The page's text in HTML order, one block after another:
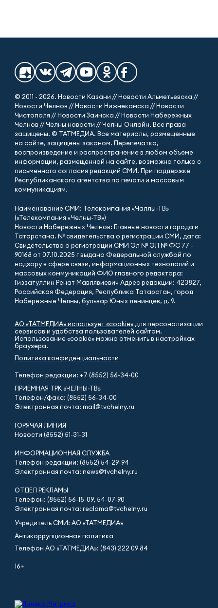
© 2011 - 2026. Новости Казани // Новости Альметьевска //
Новости Челнов // Новости Нижнекамска // Новости
Чистополя // Новости Заинска // Новости Набережных
Челнов // Челны новости // Челны Онлайн. Все права
защищены. © ТАТМЕДИА. Все материалы, размещенные
на сайте, защищены законом. Перепечатка,
воспроизведение и распространение в любом объеме
информации, размещенной на сайте, возможна только с
письменного согласия редакций СМИ. При поддержке
Республиканского агентства по печати и массовым
коммуникациям.
Наименование СМИ: Телекомпания «Чаллы-ТВ»
(«Телекомпания «Челны-ТВ»)
Новости Набережных Челнов: Главные новости города и
Татарстана. № свидетельства о регистрации СМИ, дата:
Свидетельство о регистрации СМИ Эл № ЭЛ № ФС 77 -
90168 от 07.10.2025 г выдано Федеральной службой по
надзору в сфере связи, информационных технологий и
массовых коммуникаций ФИО главного редактора:
Гиззатуллин Ренат Мавлявиевич Адрес редакции: 423827,
Российская Федерация, Республика Татарстан, город
Набережные Челны, бульвар Юных ленинцев, д. 9.
АО «ТАТМЕДИА» использует «cookie» для персонализации
сервисов и удобства пользователей сайтом.
Использование «cookie» можно отменить в настройках
браузера.
Политика конфиденциальности
Телефон редакции: +7 (8552) 56-34-00
ПРИЁМНАЯ ТРК «ЧЕЛНЫ-ТВ»
Телефон/факс: (8552) 56-34-00
Электронная почта: mail@tvchelny.ru
ГОРЯЧАЯ ЛИНИЯ
Новости (8552) 51-31-31
ИНФОРМАЦИОННАЯ СЛУЖБА
Телефон редакции: (8552) 54-29-94
Электронная почта: news@tvchelny.ru
ОТДЕЛ РЕКЛАМЫ
Телефон: (8552) 56-15-09, 54-07-90
Электронная почта: reclama@tvchelny.ru
Учредитель СМИ: АО «ТАТМЕДИА»
Антикоррупционная политика
Телефон АО «ТАТМЕДИА»: (843) 222 09 84
16+